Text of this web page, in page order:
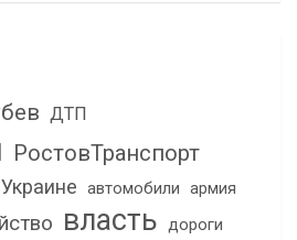
ДТП
РостовТранспорт
автомобили армия
власть дороги